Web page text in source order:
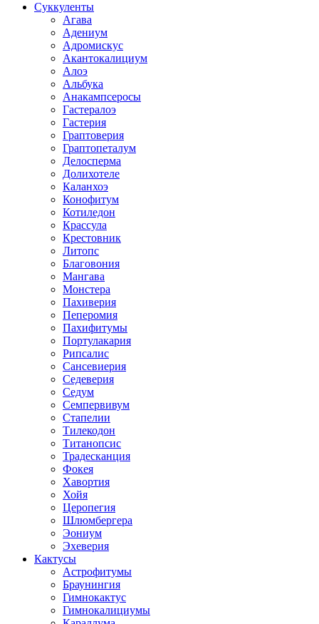
Суккуленты
Агава
Адениум
Адромискус
Акантокалициум
Алоэ
Альбука
Анакампсеросы
Гастералоэ
Гастерия
Граптоверия
Граптопеталум
Делосперма
Долихотеле
Каланхоэ
Конофитум
Котиледон
Крассула
Крестовник
Литопс
Благовония
Мангава
Монстера
Пахиверия
Пеперомия
Пахифитумы
Портулакария
Рипсалис
Сансевиерия
Седеверия
Седум
Семпервивум
Стапелии
Тилекодон
Титанопсис
Традесканция
Фокея
Хавортия
Хойя
Церопегия
Шлюмбергера
Эониум
Эхеверия
Кактусы
Астрофитумы
Браунингия
Гимнокактус
Гимнокалициумы